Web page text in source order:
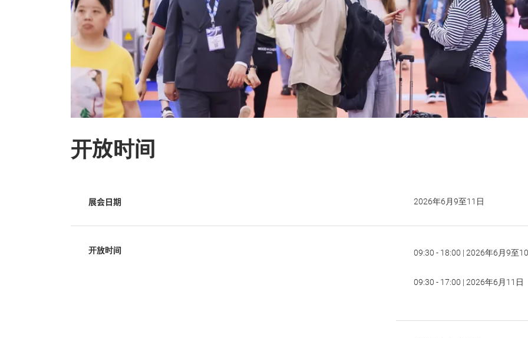
开放时间
展会日期 2026年6月9至11日
开放时间 09:30 - 18:00 | 2026年6月9至
09:30 - 17:00 | 2026年6月11日